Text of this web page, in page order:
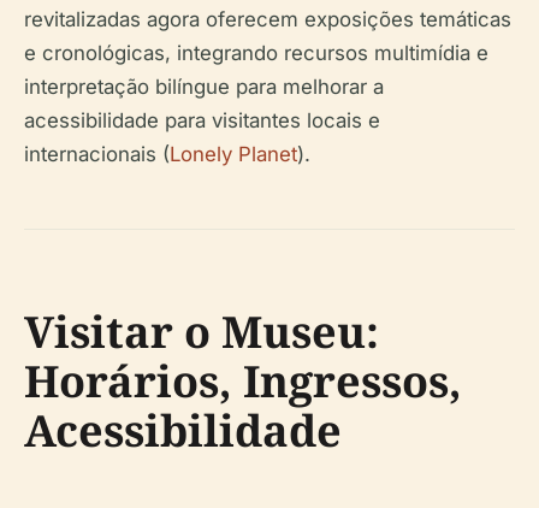
revitalizadas agora oferecem exposições temáticas
e cronológicas, integrando recursos multimídia e
interpretação bilíngue para melhorar a
acessibilidade para visitantes locais e
internacionais (Lonely Planet).
Visitar o Museu:
Horários, Ingressos,
Acessibilidade